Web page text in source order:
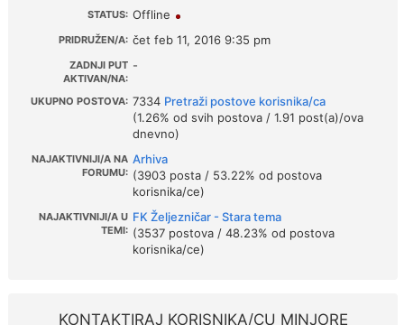
STATUS: Offline
PRIDRUŽEN/A: čet feb 11, 2016 9:35 pm
ZADNJI PUT
AKTIVAN/NA:
-
UKUPNO POSTOVA: 7334 Pretraži postove korisnika/ca
(1.26% od svih postova / 1.91 post(a)/ova
dnevno)
NAJAKTIVNIJI/A NA
FORUMU:
Arhiva
(3903 posta / 53.22% od postova
korisnika/ce)
NAJAKTIVNIJI/A U
TEMI:
FK Željezničar - Stara tema
(3537 postova / 48.23% od postova
korisnika/ce)
KONTAKTIRAJ KORISNIKA/CU MINJORE